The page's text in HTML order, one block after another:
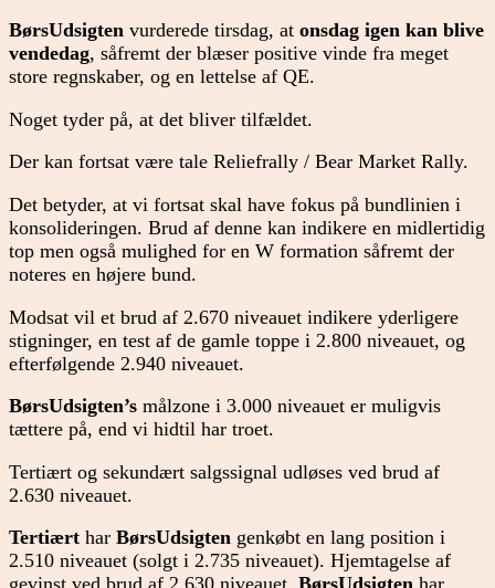
BørsUdsigten vurderede tirsdag, at onsdag igen kan blive
vendedag, såfremt der blæser positive vinde fra meget
store regnskaber, og en lettelse af QE.
Noget tyder på, at det bliver tilfældet.
Der kan fortsat være tale Reliefrally / Bear Market Rally.
Det betyder, at vi fortsat skal have fokus på bundlinien i
konsolideringen. Brud af denne kan indikere en midlertidig
top men også mulighed for en W formation såfremt der
noteres en højere bund.
Modsat vil et brud af 2.670 niveauet indikere yderligere
stigninger, en test af de gamle toppe i 2.800 niveauet, og
efterfølgende 2.940 niveauet.
BørsUdsigten’s målzone i 3.000 niveauet er muligvis
tættere på, end vi hidtil har troet.
Tertiært og sekundært salgssignal udløses ved brud af
2.630 niveauet.
Tertiært har BørsUdsigten genkøbt en lang position i
2.510 niveauet (solgt i 2.735 niveauet). Hjemtagelse af